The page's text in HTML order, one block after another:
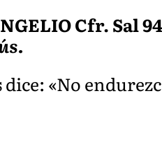
Cfr. Sal
«No